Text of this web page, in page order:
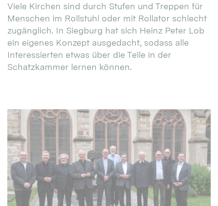
Viele Kirchen sind durch Stufen und Treppen für
Menschen im Rollstuhl oder mit Rollator schlecht
zugänglich. In Siegburg hat sich Heinz Peter Lob
ein eigenes Konzept ausgedacht, sodass alle
Interessierten etwas über die Teile in der
Schatzkammer lernen können.